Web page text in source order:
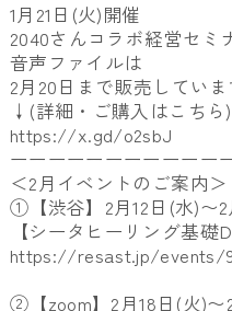
1月21日(火)開催
2040さんコラボ経営セミ
音声ファイルは
2月20日まで販売していま
↓(詳細・ご購入はこちら)
https://x.gd/o2sbJ
ーーーーーーーーーーー
＜2月イベントのご案内＞
①【渋谷】2月12日(水)〜2
【シータヒーリング基礎
https://resast.jp/events/
②【zoom】2月18日(火)〜